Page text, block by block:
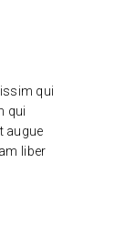
qui
qui
augue
liber